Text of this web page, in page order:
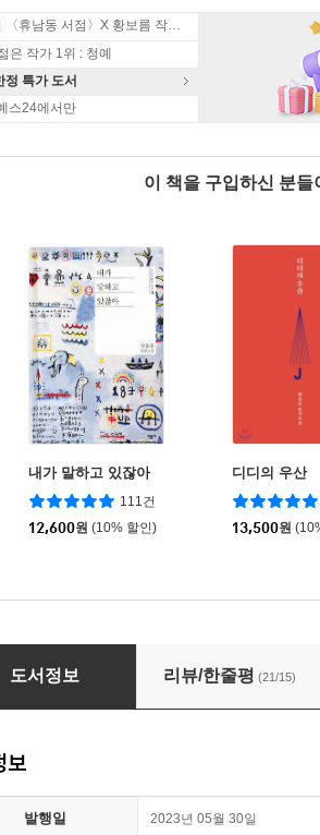
뮤지컬 〈휴남동 서점〉X 황보름 작가 북토크
은 작가 1위 : 청예
정 특가 도서
스24에서만
이 책을 구입하신 분
내가 말하고 있잖아
111건
12,600원 (10% 할인)
디디의 우산
13,500원
희의 행진
도서정보 리뷰/한줄평 (21/15)
보
발행일 2023년 05월 30일